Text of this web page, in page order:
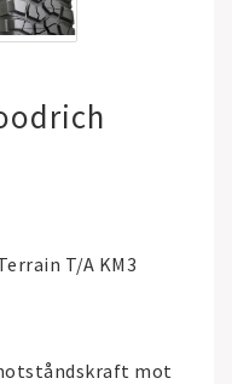
T/A KM3
mot